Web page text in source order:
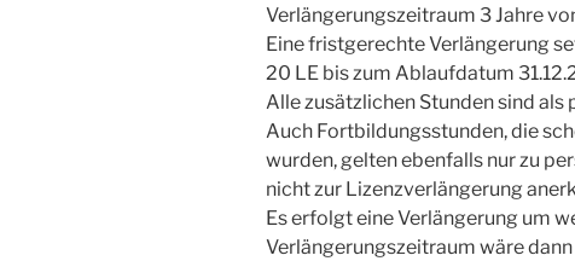
Verlängerungszeitraum 3 Jahre
Eine fristgerechte Verlängerung
20 LE bis zum Ablaufdatum
Alle zusätzlichen Stunden sind
Auch Fortbildungsstunden, die
wurden, gelten ebenfalls nur zu
nicht zur Lizenzverlängerung
Es erfolgt eine Verlängerung um
Verlängerungszeitraum wäre